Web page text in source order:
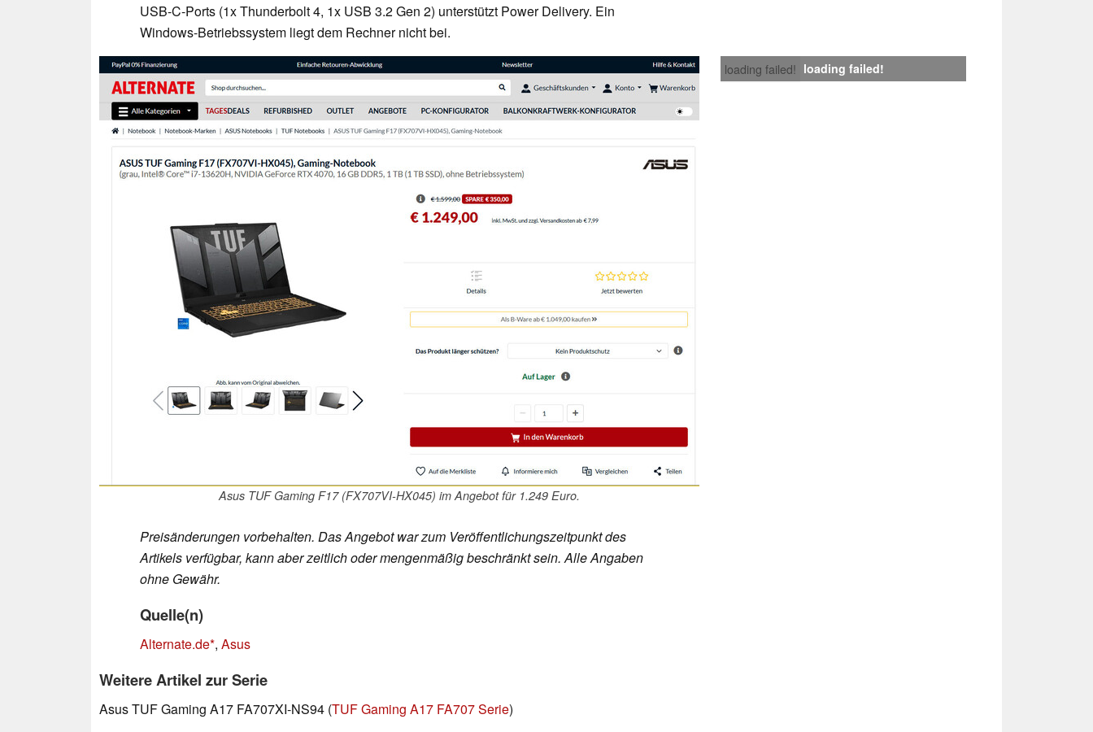
USB-C-Ports (1x Thunderbolt 4, 1x USB 3.2 Gen 2) unterstützt Power Delivery. Ein
Windows-Betriebssystem liegt dem Rechner nicht bei.
loading failed! loading failed!
Asus TUF Gaming F17 (FX707VI-HX045) im Angebot für 1.249 Euro.
Preisänderungen vorbehalten. Das Angebot war zum Veröffentlichungszeitpunkt des
Artikels verfügbar, kann aber zeitlich oder mengenmäßig beschränkt sein. Alle Angaben
ohne Gewähr.
Quelle(n)
Alternate.de , Asus
Weitere Artikel zur Serie
Asus TUF Gaming A17 FA707XI-NS94 (TUF Gaming A17 FA707 Serie)